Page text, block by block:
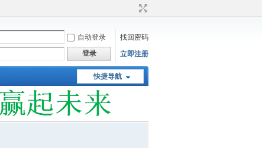
自动登录
找回密码
登录 立即注册
快捷导航